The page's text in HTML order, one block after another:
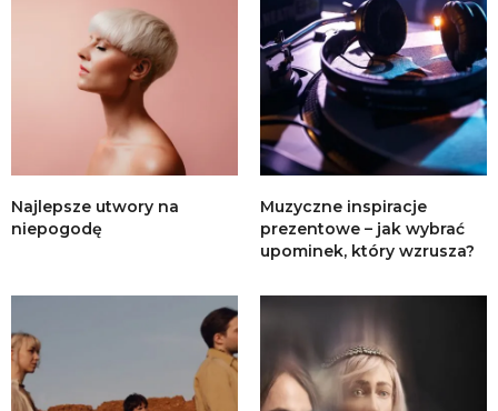
Najlepsze utwory na
niepogodę
Muzyczne inspiracje
prezentowe – jak wybrać
upominek, który wzrusza?